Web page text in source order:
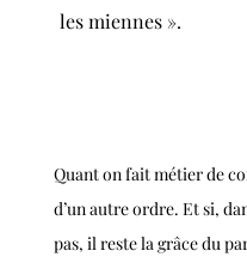
les miennes ».
Quant on fait métier de
d’un autre ordre. Et si,
pas, il reste la grâce du